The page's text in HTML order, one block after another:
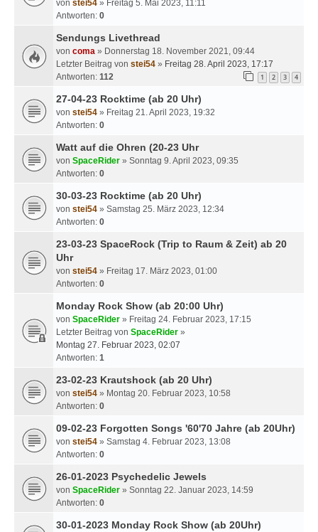
von stei54 » Freitag 5. Mai 2023, 11:11
Antworten: 0
Sendungs Livethread
von coma » Donnerstag 18. November 2021, 09:44
Letzter Beitrag von stei54 » Freitag 28. April 2023, 17:17
Antworten: 112 1 2 3 4
27-04-23 Rocktime (ab 20 Uhr)
von stei54 » Freitag 21. April 2023, 19:32
Antworten: 0
Watt auf die Ohren (20-23 Uhr
von SpaceRider » Sonntag 9. April 2023, 09:35
Antworten: 0
30-03-23 Rocktime (ab 20 Uhr)
von stei54 » Samstag 25. März 2023, 12:34
Antworten: 0
23-03-23 SpaceRock (Trip to Raum & Zeit) ab 20
Uhr
von stei54 » Freitag 17. März 2023, 01:00
Antworten: 0
Monday Rock Show (ab 20:00 Uhr)
von SpaceRider » Freitag 24. Februar 2023, 17:15
Letzter Beitrag von SpaceRider »
Montag 27. Februar 2023, 02:07
Antworten: 1
23-02-23 Krautshock (ab 20 Uhr)
von stei54 » Montag 20. Februar 2023, 10:58
Antworten: 0
09-02-23 Forgotten Songs '60'70 Jahre (ab 20Uhr)
von stei54 » Samstag 4. Februar 2023, 13:08
Antworten: 0
26-01-2023 Psychedelic Jewels
von SpaceRider » Sonntag 22. Januar 2023, 14:59
Antworten: 0
30-01-2023 Monday Rock Show (ab 20Uhr)